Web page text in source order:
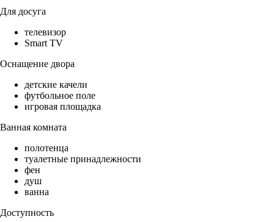
Для досуга
телевизор
Smart TV
Оснащение двора
детские качели
футбольное поле
игровая площадка
Ванная комната
полотенца
туалетные принадлежности
фен
душ
ванна
Доступность